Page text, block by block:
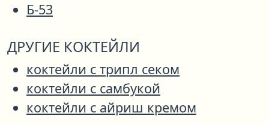
Б-53
ДРУГИЕ КОКТЕЙЛИ
коктейли с трипл секом
коктейли с самбукой
коктейли с айриш кремом